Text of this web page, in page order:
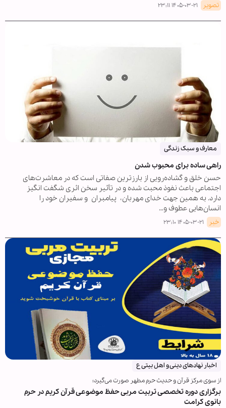
تصویر ۱۴۰۵-۰۳-۲۱ ۲۳:۱۱
معارف و سبک زندگی
راهی ساده برای محبوب شدن
حسن خلق و گشاده‌رویی از بارزترین صفاتی است که در معاشرت‌های
اجتماعی باعث نفوذ محبت شده و در تأثیر سخن اثری شگفت انگیز
دارد. به همین جهت خدای مهربان، پیامبران و سفیران خود را
انسان‌هایی عطوف و…
خبر ۱۴۰۵-۰۳-۲۱ ۲۳:۱۰
اخبار نهادهای دینی و اهل بیتی ع
از سوی مرکز قرآن و حدیث حرم مطهر صورت می‌گیرد؛
برگزاری دوره تخصصی تربیت‌ مربی حفظ موضوعی قرآن کریم در حرم
بانوی کرامت